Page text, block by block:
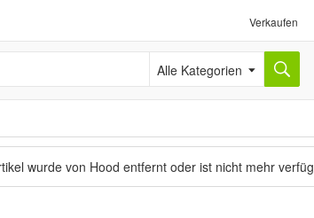
Verkaufen
Alle Kategorien
wurde von Hood entfernt oder ist nicht mehr